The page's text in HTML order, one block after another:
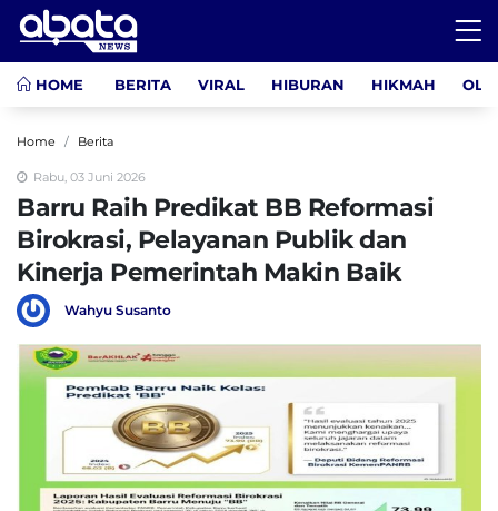
HOME BERITA VIRAL HIBURAN HIKMAH
Home Berita
Rabu, 03 Juni 2026
Barru Raih Predikat BB Reformasi
Birokrasi, Pelayanan Publik dan
Kinerja Pemerintah Makin Baik
Wahyu Susanto